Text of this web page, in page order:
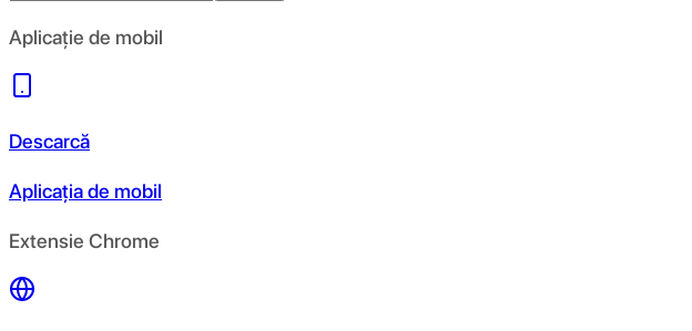
Aplicație de mobil
Descarcă
Aplicația de mobil
Extensie Chrome